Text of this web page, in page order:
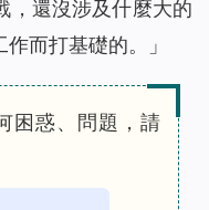
，還沒涉及什麼大的
而打基礎的。」
困惑、問題，請